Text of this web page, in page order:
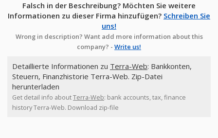
Falsch in der Beschreibung? Möchten Sie weitere
Informationen zu dieser Firma hinzufügen? Schreiben Sie
uns!
Wrong in description? Want add more information about this
company? - Write us!
Detaillierte Informationen zu Terra-Web: Bankkonten,
Steuern, Finanzhistorie Terra-Web. Zip-Datei
herunterladen
Get detail info aboutTerra-Web: bank accounts, tax, finance
history Terra-Web. Download zip-file